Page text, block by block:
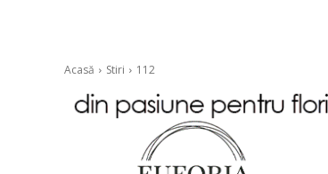
Acasă Stiri 112